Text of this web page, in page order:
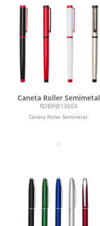
Caneta Roller Semimetal
RDBP@13604
Caneta Roller Semimetal.